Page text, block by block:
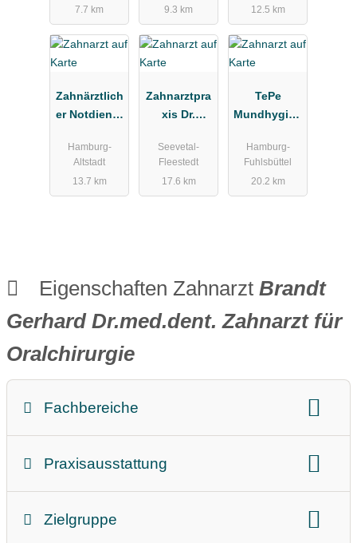
7.7 km
9.3 km
12.5 km
Zahnärztlich
er Notdienst
ärztliche
Vereinigung
Hamburg
Hamburg-
Altstadt
13.7 km
Zahnarztpra
xis Dr.
Christiansen
Seevetal-
Fleestedt
17.6 km
TePe
Mundhygien
Vertriebs-
GmbH
Zahnärztebe
Hamburg-
Fuhlsbüttel
20.2 km
Eigenschaften Zahnarzt Brandt
Gerhard Dr.med.dent. Zahnarzt für
Oralchirurgie
Fachbereiche
Praxisausstattung
Zielgruppe